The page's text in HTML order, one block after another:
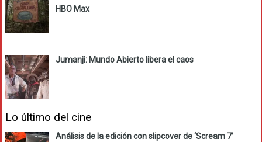
HBO Max
Jumanji: Mundo Abierto libera el caos
Lo último del cine
Análisis de la edición con slipcover de ‘Scream 7’